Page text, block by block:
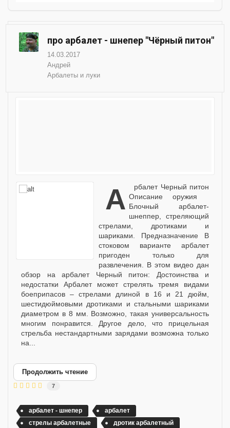
про арбалет - шнепер "Чёрный питон"
14.03.2017
Андрей
Арбалеты и луки
Арбалет Черный питон Описание оружия
Блочный арбалет-
шнеппер, стреляющий
стрелами, дротиками и
шариками. Предназначение В
стоковом варианте арбалет
пригоден только для
развлечения. В этом видео дан
обзор на арбалет Черный питон: Достоинства и
недостатки Арбалет может стрелять тремя видами
боеприпасов – стрелами длиной в 16 и 21 дюйм,
шестидюймовыми дротиками и стальными шариками
диаметром в 8 мм. Возможно, такая универсальность
многим понравится. Другое дело, что прицельная
стрельба нестандартными зарядами возможна только
на...
Продолжить чтение
7
арбалет - шнепер
арбалет
стрелы арбалетные
дротик арбалетный